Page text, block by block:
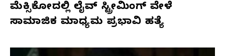
ಮೆಕ್ಸಿಕೋದಲ್ಲಿ ಲೈವ್ ಸ್ಟ್ರೀಮಿಂಗ್ ವೇಳೆ
ಸಾಮಾಜಿಕ ಮಾಧ್ಯಮ ಪ್ರಭಾವಿ ಹತ್ಯೆ